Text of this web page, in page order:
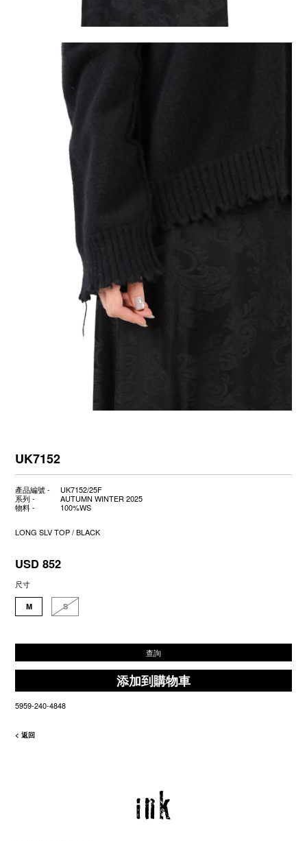
UK7152
產品編號 -
UK7152/25F
系列 -
AUTUMN WINTER 2025
物料 -
100%WS
LONG SLV TOP / BLACK
USD 852
尺寸
M S
查詢
添加到購物車
5959-240-4848
< 返回